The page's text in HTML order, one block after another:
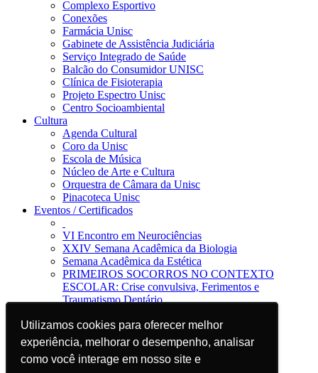
Utilizamos cookies para oferecer melhor
experiência, melhorar o desempenho, analisar
como você interage em nosso site e
Utilizamos cookies para oferecer melhor
experiência, melhorar o desempenho, analisar
como você interage em nosso site e
Complexo Esportivo
Conexões
Farmácia Unisc
Gabinete de Assistência Judiciária
Serviço Integrado de Saúde
Balcão do Consumidor UNISC
Clínica de Fisioterapia
Projeto Espectro Unisc
Centro Socioambiental
Cultura
Agenda Cultural
Coro da Unisc
Escola de Música
Núcleo de Arte e Cultura
Orquestra de Câmara da Unisc
Pinacoteca Unisc
Eventos / Certificados
VI Encontro em Neurociências
XXIV Semana Acadêmica da Biologia
Semana Acadêmica da Estética
PRIMEIROS SOCORROS NO CONTEXTO
ESCOLAR: Crise convulsiva, Ferimentos e
Traumatismo Dentário
Jornal da Unisc
Notícias
Imprensa
Blog EAD